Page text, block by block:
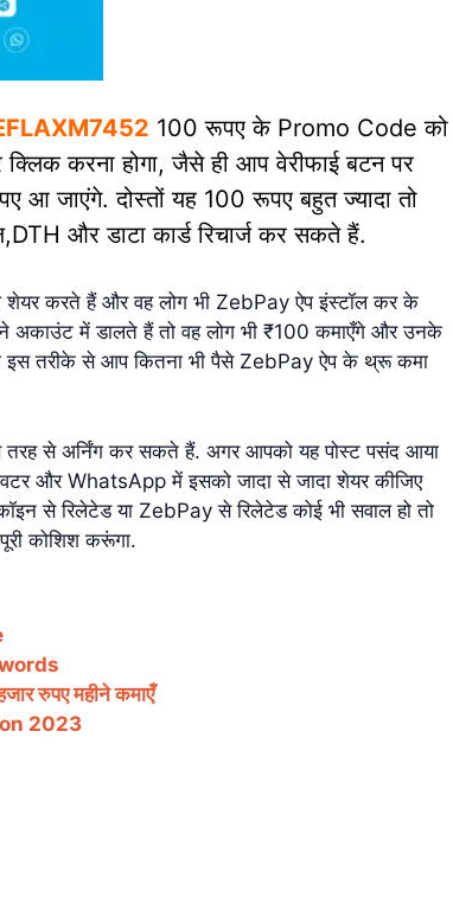
100 रूपए के Promo Code को
करना होगा, जैसे ही आप वेरीफाई बटन पर
जाएंगे. दोस्तों यह 100 रूपए बहुत ज्यादा तो
और डाटा कार्ड रिचार्ज कर सकते हैं.
करते हैं और वह लोग भी ZebPay ऐप इंस्टॉल कर के
अकाउंट में डालते हैं तो वह लोग भी ₹100 कमाएँगे और उनके
इस तरीके से आप कितना भी पैसे ZebPay ऐप के थ्रू कमा
से अर्निंग कर सकते हैं. अगर आपको यह पोस्ट पसंद आया
और WhatsApp में इसको जादा से जादा शेयर कीजिए
से रिलेटेड या ZebPay से रिलेटेड कोई भी सवाल हो तो
कोशिश करूंगा.
रुपए महीने कमाएँ
2023